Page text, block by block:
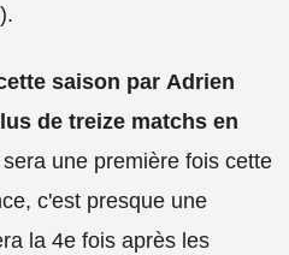
saison par Adrien
de treize matchs en
une première fois cette
c'est presque une
la 4e fois après les